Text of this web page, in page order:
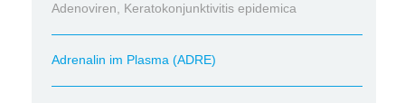
Adenoviren, Keratokonjunktivitis epidemica
Adrenalin im Plasma (ADRE)